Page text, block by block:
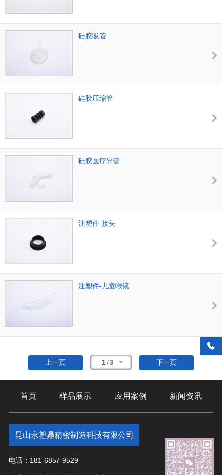
硅胶吸管
硅胶压缩管
硅胶医疗导管
注塑件-接头
注塑件-儿童喉镜
上一页 1/3 下一页
首页 样品展示 应用案例 新闻资讯
昆山永塑鼎精密制造科技有限公司
电话：181-6857-9529